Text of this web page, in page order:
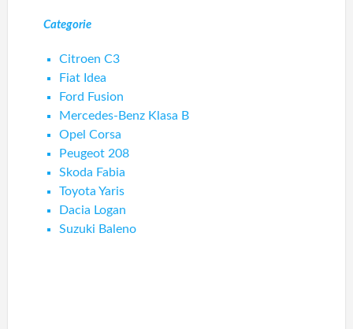
Categorie
Citroen C3
Fiat Idea
Ford Fusion
Mercedes-Benz Klasa B
Opel Corsa
Peugeot 208
Skoda Fabia
Toyota Yaris
Dacia Logan
Suzuki Baleno